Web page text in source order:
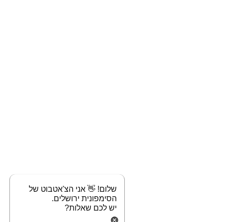
שלום! 👋 אני הצ'אטבוט של
הסימפונית ירושלים.
יש לכם שאלות?